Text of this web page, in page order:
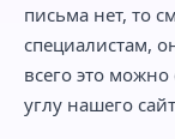
письма нет, то
специалистам,
всего это
углу нашего